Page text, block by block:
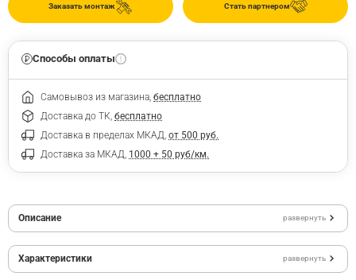
Стать партнером
Заказать монтаж
Способы оплаты
Самовывоз из магазина, бесплатно
Доставка до ТК, бесплатно
Доставка в пределах МКАД, от 500 руб.
Доставка за МКАД, 1000 + 50 руб/км.
Описание развернуть
Характеристики развернуть